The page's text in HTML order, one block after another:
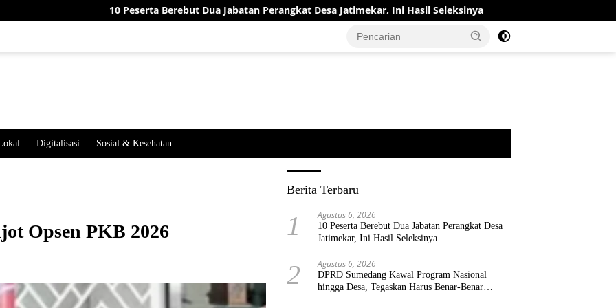
10 Peserta Berebut Dua Jabatan Perangkat Desa Jatimekar, Ini Hasil Seleksinya DPRD Sumedang Kawal
Digitalisasi Sosial & Kesehatan
Opsen PKB 2026
Berita Terbaru
1 Agustus 6, 2026
10 Peserta Berebut Dua Jabatan Perangkat Desa
Jatimekar, Ini Hasil Seleksinya
2 Agustus 6, 2026
DPRD Sumedang Kawal Program Nasional
hingga Desa, Tegaskan Harus Benar-Benar